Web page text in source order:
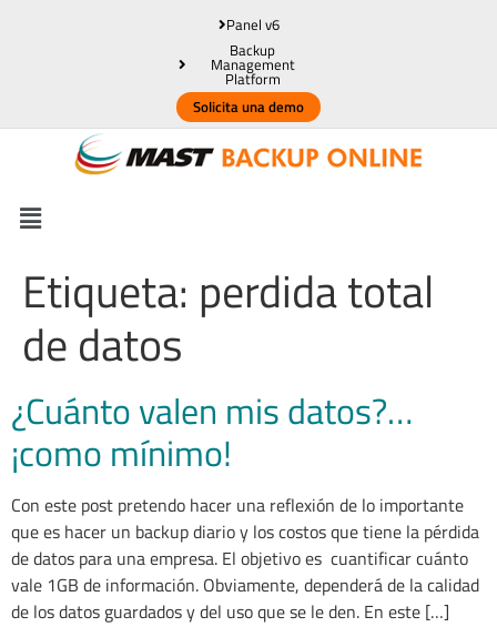
Panel v6
Backup
Management
Platform
Solicita una demo
Etiqueta: perdida total
de datos
¿Cuánto valen mis datos?…
¡como mínimo!
Con este post pretendo hacer una reflexión de lo importante
que es hacer un backup diario y los costos que tiene la pérdida
de datos para una empresa. El objetivo es cuantificar cuánto
vale 1GB de información. Obviamente, dependerá de la calidad
de los datos guardados y del uso que se le den. En este […]